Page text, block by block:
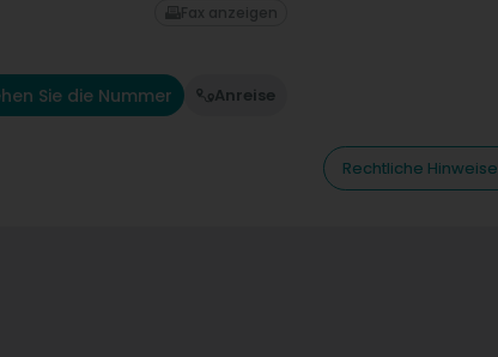
Sie die Nummer Anreise
Fax anzeigen
Rechtliche Hinweise